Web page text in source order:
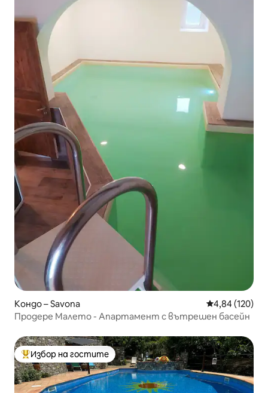
Кондо – Savona Средна
4,84 (120)
Продере Малето - Апартамент с вътрешен басейн
Най-популярен избор на гостите
Избор на гостите